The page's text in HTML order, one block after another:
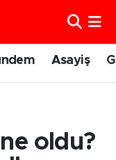
Asayiş
oldu?